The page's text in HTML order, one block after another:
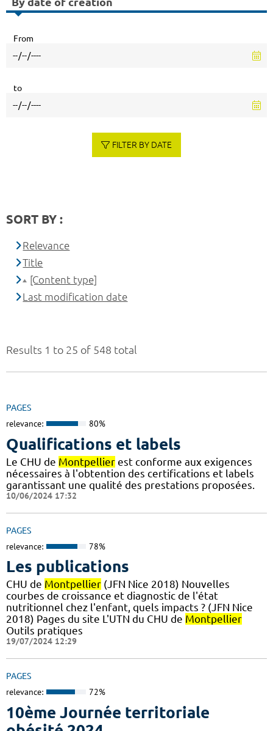
Results 1 to 25 of 548 total
PAGES
relevance: 80%
Qualifications et labels
Le CHU de Montpellier est conforme aux exigences
nécessaires à l'obtention des certifications et labels
garantissant une qualité des prestations proposées.
10/06/2024 17:32
PAGES
relevance: 78%
Les publications
CHU de Montpellier (JFN Nice 2018) Nouvelles
courbes de croissance et diagnostic de l'état
nutritionnel chez l'enfant, quels impacts ? (JFN Nice
2018) Pages du site L'UTN du CHU de Montpellier
Outils pratiques
19/07/2024 12:29
PAGES
relevance: 72%
10ème Journée territoriale
From
to
FILTER BY DATE
SORT BY :
Relevance
Title
[Content type]
Last modification date